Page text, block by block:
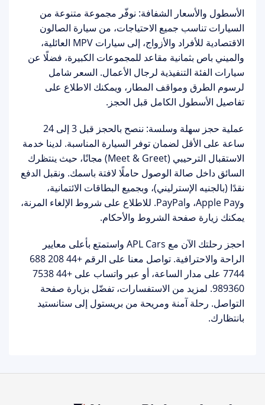
الأسطول والأسعار الشفافة: نوفّر مجموعة متنوعة من
السيارات تناسب جميع الاحتياجات، من سيارة الصالون
الاقتصادية للأفراد والأزواج، إلى سيارات MPV العائلية،
والميني باص بثمانية مقاعد للمجموعات الكبيرة، فضلًا عن
سيارات الفئة التنفيذية لرجال الأعمال. السعر شامل
لرسوم الطرق ومواقف المطار، ويمكنك الاطلاع على
تفاصيل الأسطول الكامل قبل الحجز.
عملية حجز سهلة وسلسة:
ننصح بالحجز قبل 3 إلى 24
ساعة على الأقل لضمان توفر السيارة المناسبة. لدينا خدمة
الاستقبال الترحيبي (Meet & Greet)
مجانًا، حيث ينتظرك
السائق داخل صالة الوصول حاملًا لافتة باسمك. ونقبل الدفع
نقدًا (بالجنيه الإسترليني)، وبجميع البطاقات الائتمانية،
وApple Pay، وPayPal. للاطلاع على شروط الإلغاء المرنة،
يمكنك زيارة صفحة الشروط والأحكام.
احجز رحلتك الآن مع APL Cars
واستمتع بأعلى معايير
الراحة والاحترافية. تواصل معنا على الرقم
+44 208 688
7744 على مدار الساعة، أو عبر واتساب على
+44 7538
989360. لمزيد من الاستفسارات، تفضّل بزيارة صفحة
التواصل. رحلة آمنة ومريحة من بريستول إلى ستانستيد
بانتظارك.